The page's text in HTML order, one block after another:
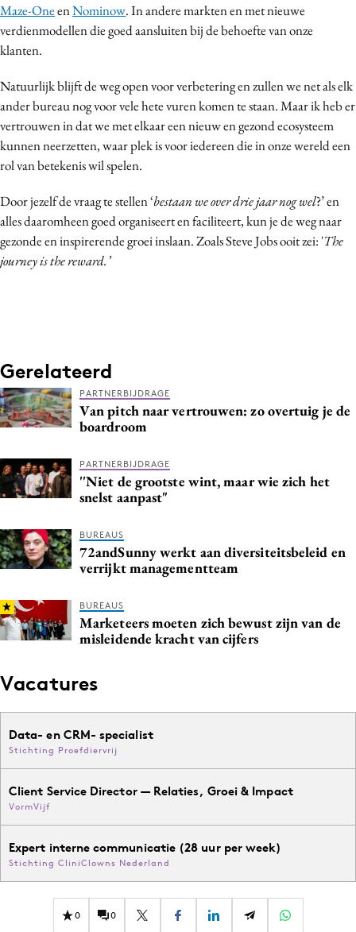
Maze-OneenNominow. Inandere markten en met nieuwe
verdienmodellen die goed aansluiten bij de behoefte van onze
klanten.
Natuurlijk blijft de weg open voor verbetering en zullen we net als elk
ander bureau nog voor vele hete vuren komen te staan. Maar ik heb er
vertrouwen in dat we met elkaar een nieuw en gezond ecosysteem
kunnen neerzetten, waar plek is voor iedereen die in onze wereld een
rol van betekenis wil spelen.
Door jezelf de vraag te stellen ‘bestaan we over drie jaar nog wel?’ en
alles daaromheen goed organiseert en faciliteert, kun je de weg naar
gezonde en inspirerende groei inslaan.Zoals Steve Jobs ooit zei: 'The
journey is the reward.’
Gerelateerd
PARTNERBIJDRAGE
Van pitch naar vertrouwen: zo overtuig je de
boardroom
PARTNERBIJDRAGE
''Niet de grootste wint, maar wie zich het
snelst aanpast"
BUREAUS
72andSunny werkt aan diversiteitsbeleid en
verrijkt managementteam
BUREAUS
Marketeers moeten zich bewust zijn van de
misleidende kracht van cijfers
Vacatures
Data- en CRM- specialist
Stichting Proefdiervrij
Client Service Director — Relaties, Groei & Impact
VormVijf
Expert interne communicatie (28 uur per week)
Stichting CliniClowns Nederland
0 0